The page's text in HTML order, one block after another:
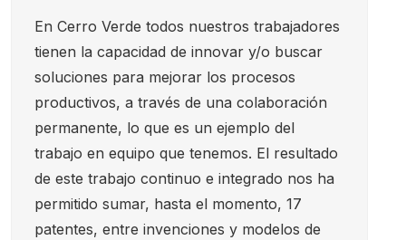
En Cerro Verde todos nuestros trabajadores
tienen la capacidad de innovar y/o buscar
soluciones para mejorar los procesos
productivos, a través de una colaboración
permanente, lo que es un ejemplo del
trabajo en equipo que tenemos. El resultado
de este trabajo continuo e integrado nos ha
permitido sumar, hasta el momento, 17
patentes, entre invenciones y modelos de